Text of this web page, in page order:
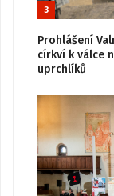
3
Prohlášení
církví k válce
uprchlíků